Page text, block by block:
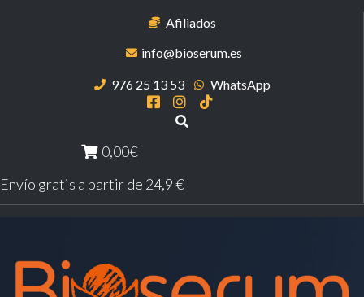
Afiliados
info@bioserum.es
976 25 13 53 WhatsApp
0,00€
Envío gratis a partir de 24,9 €